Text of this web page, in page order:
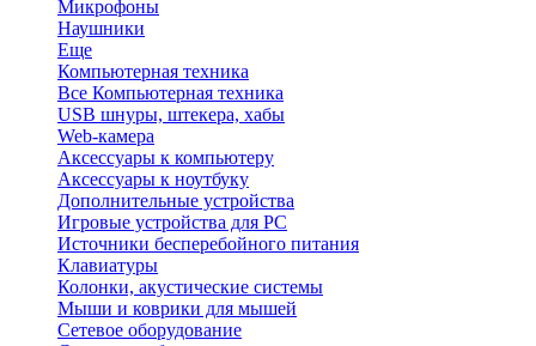
Микрофоны
Наушники
Еще
Компьютерная техника
Все Компьютерная техника
USB шнуры, штекера, хабы
Web-камера
Аксессуары к компьютеру
Аксессуары к ноутбуку
Дополнительные устройства
Игровые устройства для PC
Источники бесперебойного питания
Клавиатуры
Колонки, акустические системы
Мыши и коврики для мышей
Сетевое оборудование